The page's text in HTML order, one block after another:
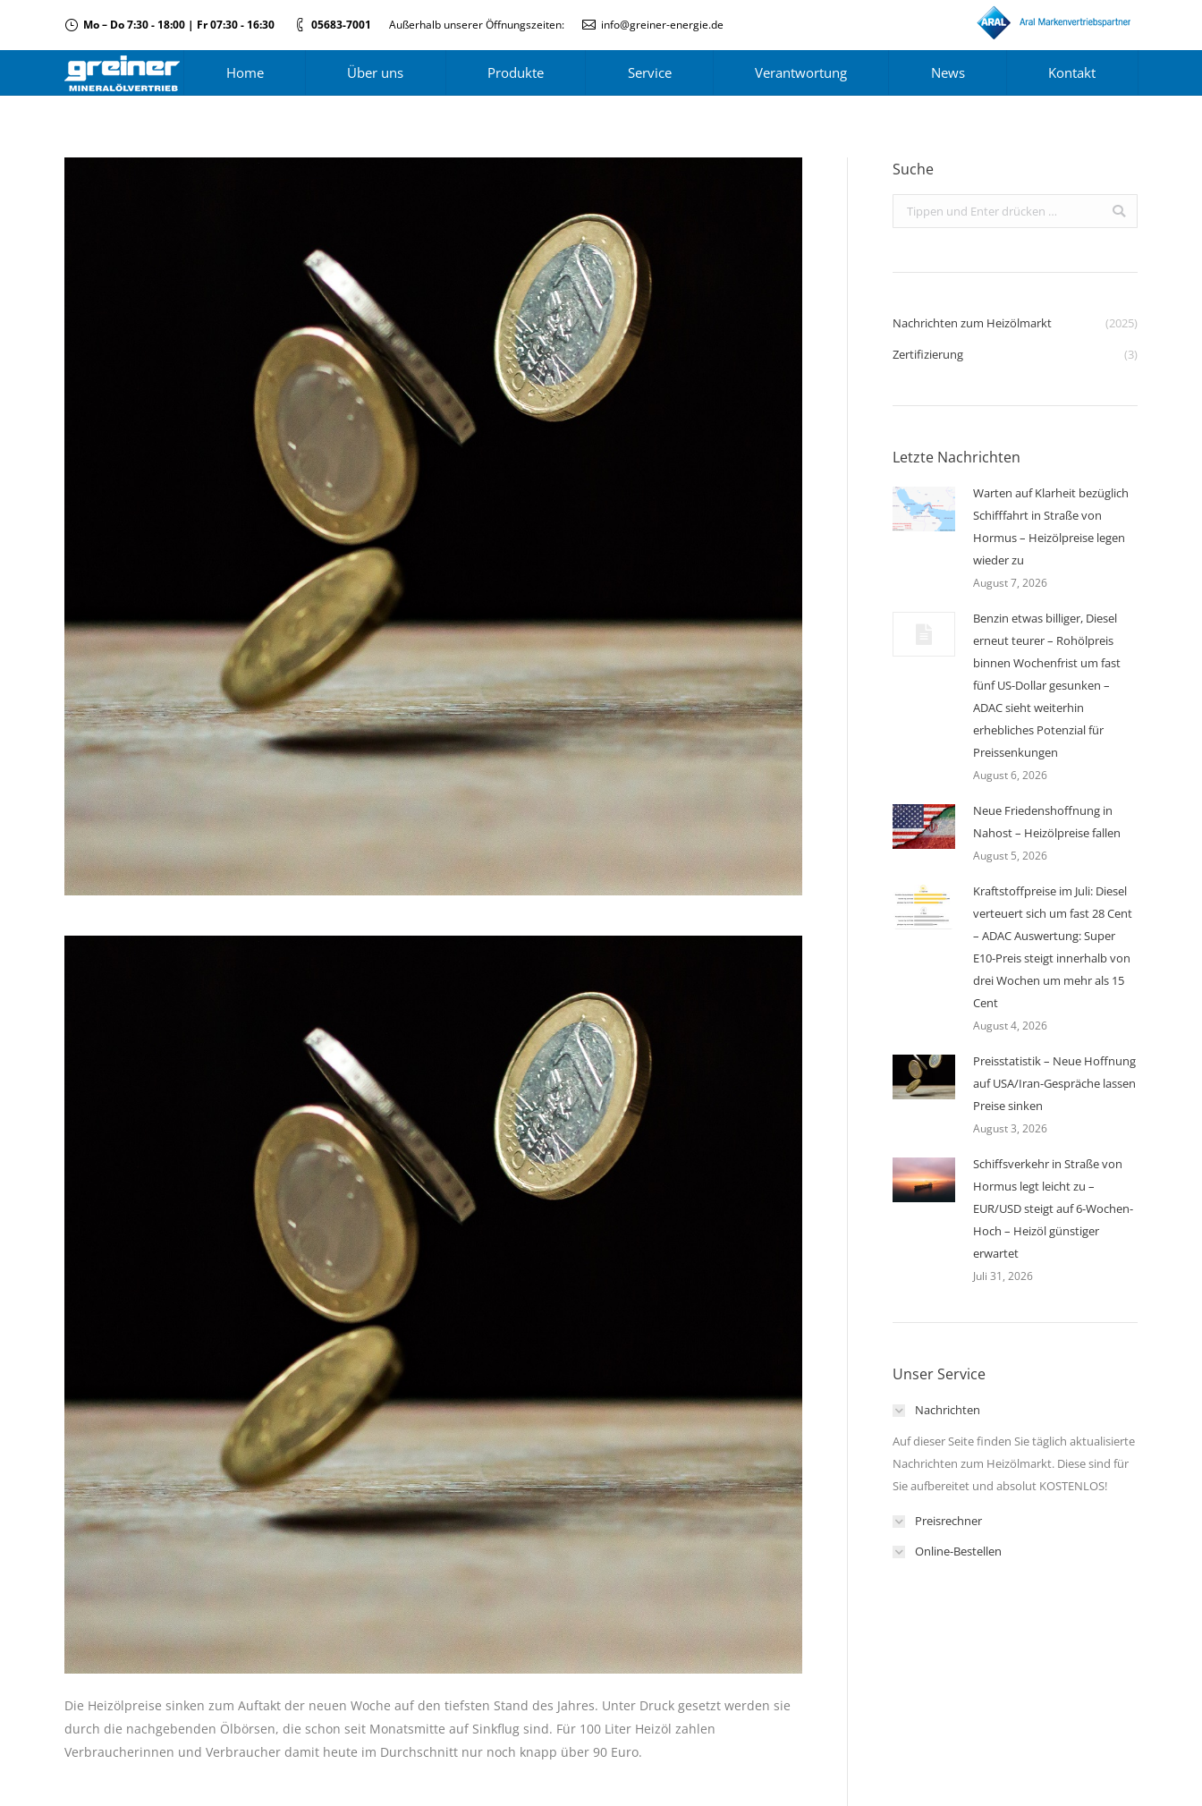
Mo – Do 7:30 - 18:00 | Fr 07:30 - 16:30 05683-7001 Außerhalb unserer Öffnungszeiten: info@greiner-energie.de
Home Über uns Produkte Service Verantwortung News Kontakt
Die Heizölpreise sinken zum Auftakt der neuen Woche auf den tiefsten Stand des Jahres. Unter Druck gesetzt werden sie
durch die nachgebenden Ölbörsen, die schon seit Monatsmitte auf Sinkflug sind. Für 100 Liter Heizöl zahlen
Verbraucherinnen und Verbraucher damit heute im Durchschnitt nur noch knapp über 90 Euro.
Suche
Search:
Nachrichten zum Heizölmarkt
(2025)
Zertifizierung
(3)
Letzte Nachrichten
Warten auf Klarheit bezüglich
Schifffahrt in Straße von
Hormus – Heizölpreise legen
wieder zu
August 7, 2026
Benzin etwas billiger, Diesel
erneut teurer – Rohölpreis
binnen Wochenfrist um fast
fünf US-Dollar gesunken –
ADAC sieht weiterhin
erhebliches Potenzial für
Preissenkungen
August 6, 2026
Neue Friedenshoffnung in
Nahost – Heizölpreise fallen
August 5, 2026
Kraftstoffpreise im Juli: Diesel
verteuert sich um fast 28 Cent
– ADAC Auswertung: Super
E10-Preis steigt innerhalb von
drei Wochen um mehr als 15
Cent
August 4, 2026
Preisstatistik – Neue Hoffnung
auf USA/Iran-Gespräche lassen
Preise sinken
August 3, 2026
Schiffsverkehr in Straße von
Hormus legt leicht zu –
EUR/USD steigt auf 6-Wochen-
Hoch – Heizöl günstiger
erwartet
Juli 31, 2026
Unser Service
Nachrichten
Auf dieser Seite finden Sie täglich aktualisierte
Nachrichten zum Heizölmarkt. Diese sind für
Sie aufbereitet und absolut KOSTENLOS!
Preisrechner
Online-Bestellen